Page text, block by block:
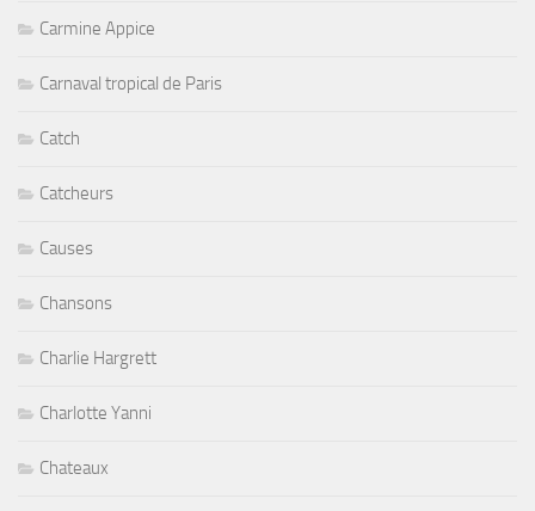
Carmine Appice
Carnaval tropical de Paris
Catch
Catcheurs
Causes
Chansons
Charlie Hargrett
Charlotte Yanni
Chateaux